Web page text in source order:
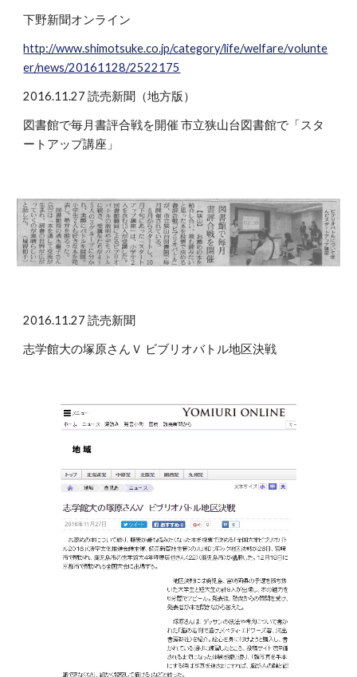
下野新聞オンライン
http://www.shimotsuke.co.jp/category/life/welfare/volunte
er/news/20161128/2522175
2016.11.27 読売新聞（地方版）
図書館で毎月書評合戦を開催 市立狭山台図書館で「スタ
ートアップ講座」
2016.11.27 読売新聞
志学館大の塚原さんＶ ビブリオバトル地区決戦